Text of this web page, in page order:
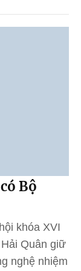
Bộ
khóa XVI
Quân giữ
nghệ nhiệm